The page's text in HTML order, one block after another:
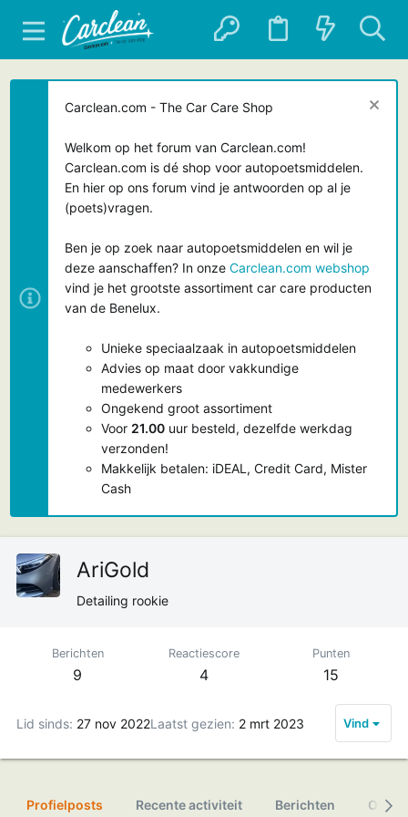
Carclean.com - The Car Care Shop
Welkom op het forum van Carclean.com!
Carclean.com is dé shop voor autopoetsmiddelen.
En hier op ons forum vind je antwoorden op al je
(poets)vragen.
Ben je op zoek naar autopoetsmiddelen en wil je
deze aanschaffen? In onze Carclean.com webshop
vind je het grootste assortiment car care producten
van de Benelux.
Unieke speciaalzaak in autopoetsmiddelen
Advies op maat door vakkundige
medewerkers
Ongekend groot assortiment
Voor 21.00 uur besteld, dezelfde werkdag
verzonden!
Makkelijk betalen: iDEAL, Credit Card, Mister
Cash
AriGold
Detailing rookie
Berichten
9
Reactiescore
4
Punten
15
Lid sinds 27 nov 2022Laatst gezien 2 mrt 2023 Vind
Profielposts Recente activiteit Berichten Over